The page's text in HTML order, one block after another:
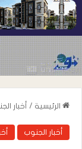
الرئيسية / أخبار
أخبار الجنوب